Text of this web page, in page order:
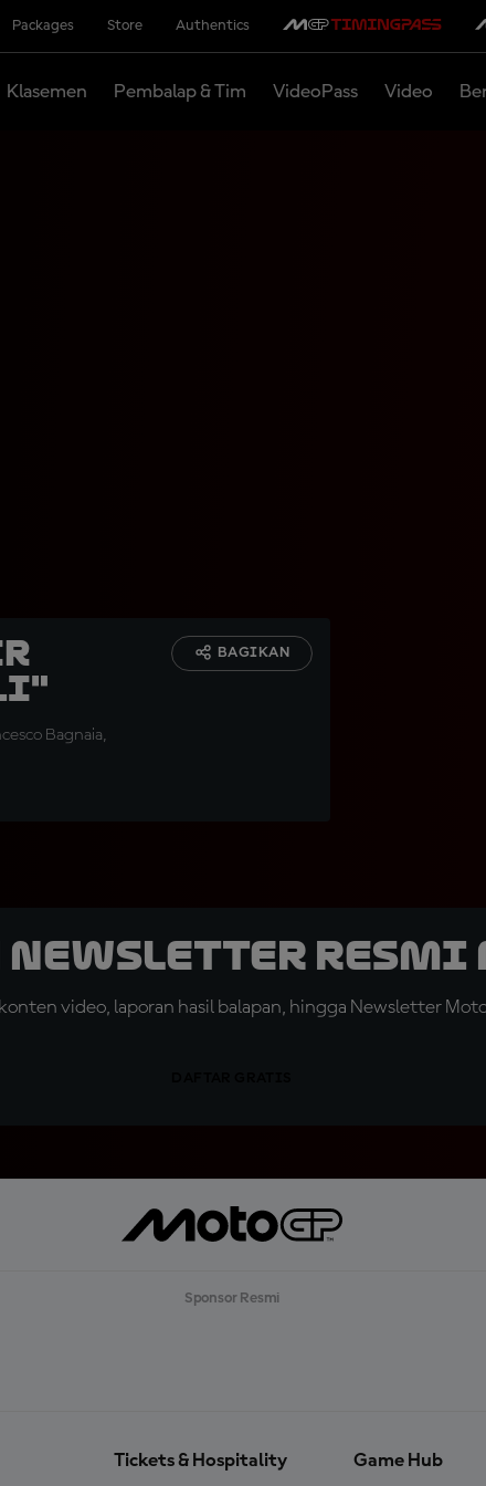
Packages Store Authentics
Klasemen Pembalap & Tim VideoPass Video
Bagnaia,
BAGIKAN
Newsletter Resmi
video, laporan hasil balapan, hingga Newsletter
Sponsor Resmi
Tickets & Hospitality Game Hub